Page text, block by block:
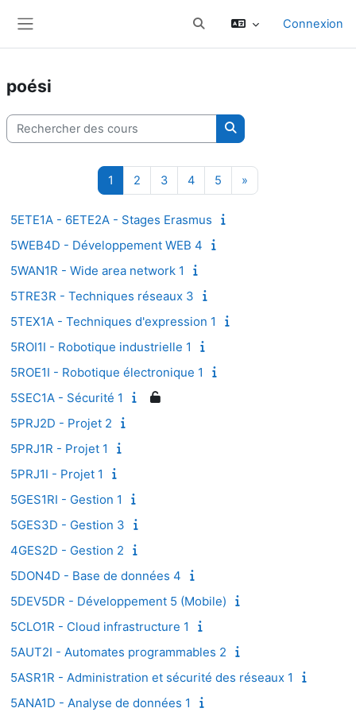
Activer/désactiver la saisie
Connexion
poési
Rechercher des cours
Rechercher des cours
1 Page 1
2 Page 2
3Page 3
4Page 4
5 Page 5
»
5ETE1A - 6ETE2A - Stages Erasmus
5WEB4D - Développement WEB 4
5WAN1R - Wide area network 1
5TRE3R - Techniques réseaux 3
5TEX1A - Techniques d'expression 1
5ROI1I - Robotique industrielle 1
5ROE1I - Robotique électronique 1
5SEC1A - Sécurité 1
5PRJ2D - Projet 2
5PRJ1R - Projet 1
5PRJ1I - Projet 1
5GES1RI - Gestion 1
5GES3D - Gestion 3
4GES2D - Gestion 2
5DON4D - Base de données 4
5DEV5DR - Développement 5 (Mobile)
5CLO1R - Cloud infrastructure 1
5AUT2I - Automates programmables 2
5ASR1R - Administration et sécurité des réseaux 1
5ANA1D - Analyse de données 1